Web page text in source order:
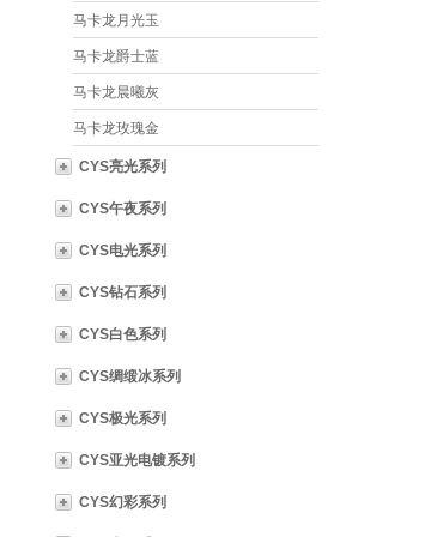
马卡龙月光玉
马卡龙爵士蓝
马卡龙晨曦灰
马卡龙玫瑰金
CYS亮光系列
CYS午夜系列
CYS电光系列
CYS钻石系列
CYS白色系列
CYS绸缎冰系列
CYS极光系列
CYS亚光电镀系列
CYS幻彩系列